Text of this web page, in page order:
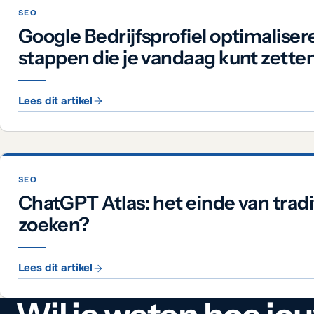
SEO
Google Bedrijfsprofiel
stappen die je vandaag kunt
Lees dit artikel
SEO
ChatGPT Atlas: het einde van
zoeken?
Lees dit artikel